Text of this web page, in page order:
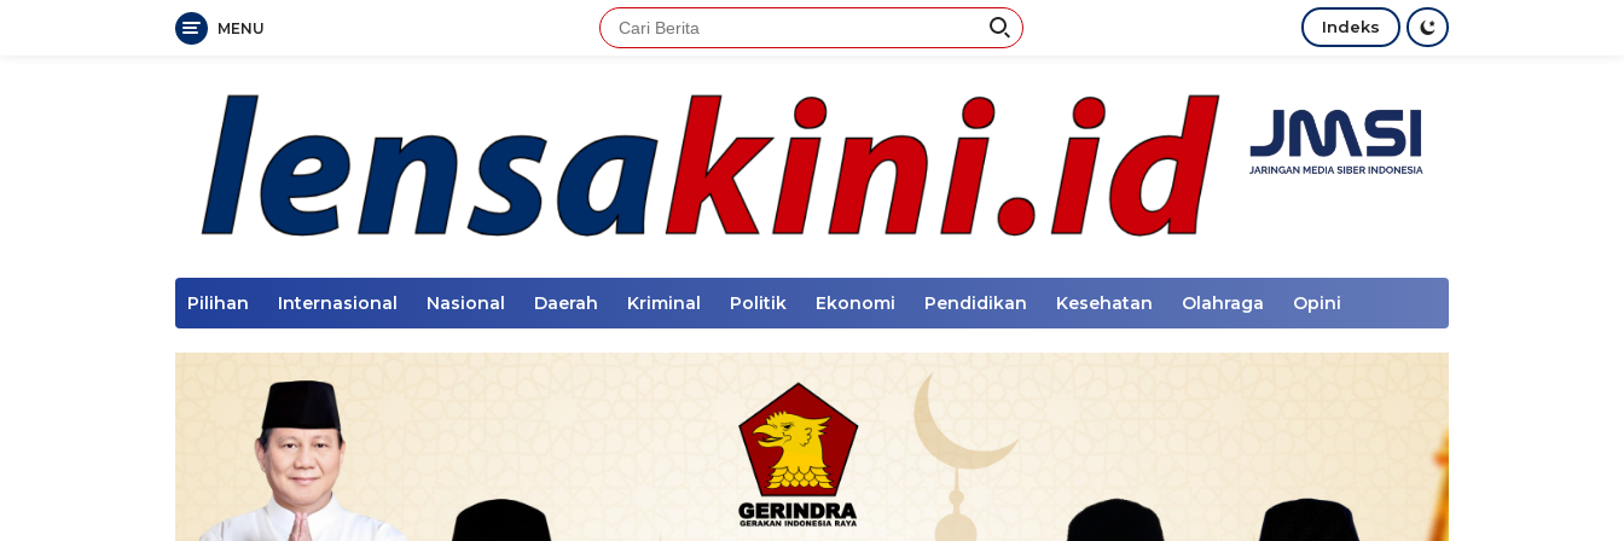
MENU Indeks
Pilihan Internasional Nasional Daerah Kriminal Politik Ekonomi Pendidikan Kesehatan Olahraga Opini